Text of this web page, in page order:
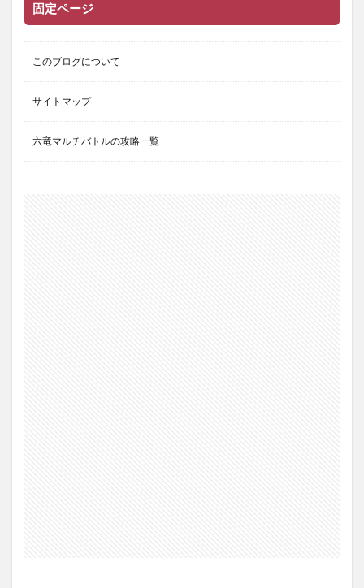
固定ページ
このブログについて
サイトマップ
六竜マルチバトルの攻略一覧